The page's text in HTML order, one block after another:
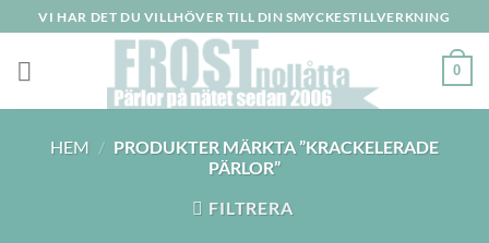
to
content
VI HAR DET DU VILLHÖVER TILL DIN SMYCKESTILLVERKNING
0
HEM / PRODUKTER MÄRKTA ”KRACKELERADE
PÄRLOR”
FILTRERA